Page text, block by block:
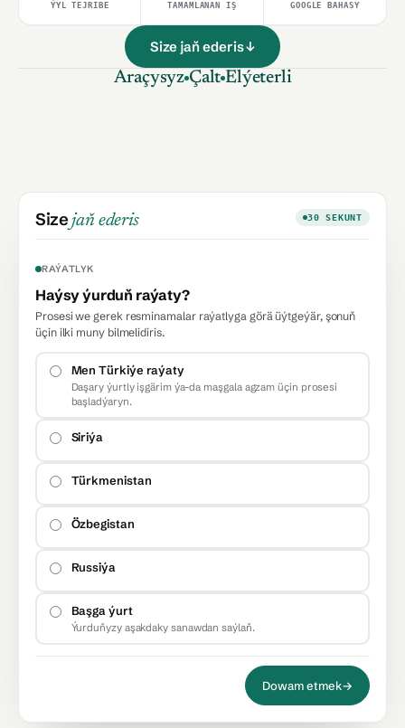
ÝYL TEJRIBE TAMAMLANAN IŞ GOOGLE BAHASY
Size jaň ederis ↓
Araçysyz Çalt Elýeterli
Sizejaň ederis 30 SEKUNT
RAÝATLYK
Haýsy ýurduň raýaty?
Prosesi we gerek resminamalar raýatlyga görä üýtgeýär, şonuň
üçin ilki muny bilmelidiris.
Men Türkiýe raýaty
Daşary ýurtly işgärim ýa-da maşgala agzam üçin prosesi
başladýaryn.
Siriýa
Türkmenistan
Özbegistan
Russiýa
Başga ýurt
Ýurduňyzy aşakdaky sanawdan saýlaň.
Dowam etmek→